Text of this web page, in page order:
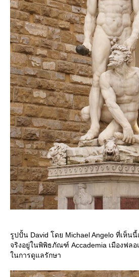
รูปปั้น David โดย Michael Angelo ที่เห็น
จริงอยู่ในพิพิธภัณฑ์ Accademia เมืองฟล
นการดูแลรักษา